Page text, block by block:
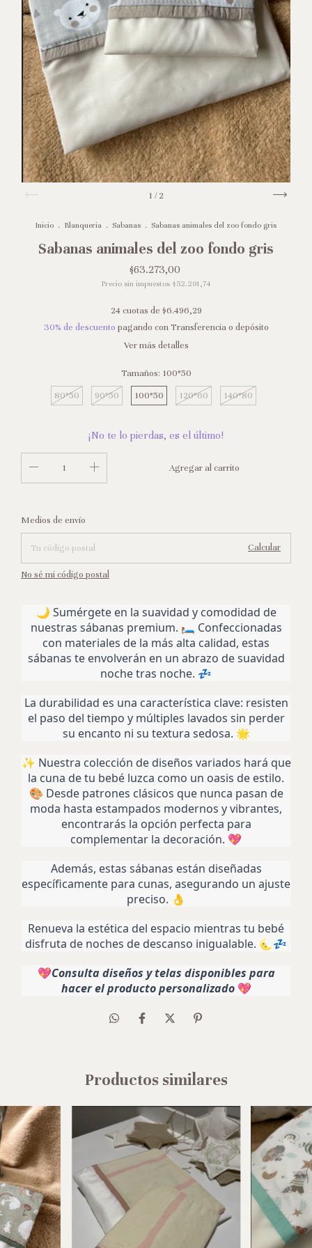
1 /2
Inicio . Blanqueria . Sabanas . Sabanas animales del zoo fondo gris
Sabanas animales del zoo fondo gris
$63.273,00
Precio sin impuestos $52.291,74
24 cuotas de $6.496,29
30% de descuento pagando con Transferencia o depósito
Ver más detalles
Tamaños: 100*50
80*50
90*50 100*50 120*60 140*80
¡No te lo pierdas, es el último!
Entregas para el CP:
Medios de envío
Calcular
No sé mi código postal
🌙 Sumérgete en la suavidad y comodidad de
nuestras sábanas premium. 🛏️ Confeccionadas
con materiales de la más alta calidad, estas
sábanas te envolverán en un abrazo de suavidad
noche tras noche. 💤
La durabilidad es una característica clave: resisten
el paso del tiempo y múltiples lavados sin perder
su encanto ni su textura sedosa. 🌟
✨ Nuestra colección de diseños variados hará que
la cuna de tu bebé luzca como un oasis de estilo.
🎨 Desde patrones clásicos que nunca pasan de
moda hasta estampados modernos y vibrantes,
encontrarás la opción perfecta para
complementar la decoración. 💖
Además, estas sábanas están diseñadas
específicamente para cunas, asegurando un ajuste
preciso. 👌
Renueva la estética del espacio mientras tu bebé
disfruta de noches de descanso inigualable. 🌜💤
💖Consulta diseños y telas disponibles para
hacer el producto personalizado💖
Productos similares